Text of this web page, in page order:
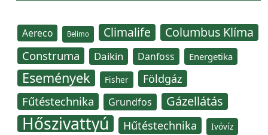
Aereco Belimo Climalife Columbus Klíma
Construma Daikin Danfoss Energetika
Események Fisher Földgáz
Fűtéstechnika Grundfos Gázellátás
Hőszivattyú Hűtéstechnika Ivóvíz